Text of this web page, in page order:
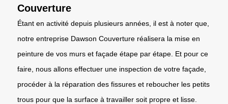
Couverture
Étant en activité depuis plusieurs années, il est à noter que,
notre entreprise Dawson Couverture réalisera la mise en
peinture de vos murs et façade étape par étape. Et pour ce
faire, nous allons effectuer une inspection de votre façade,
procéder à la réparation des fissures et reboucher les petits
trous pour que la surface à travailler soit propre et lisse.